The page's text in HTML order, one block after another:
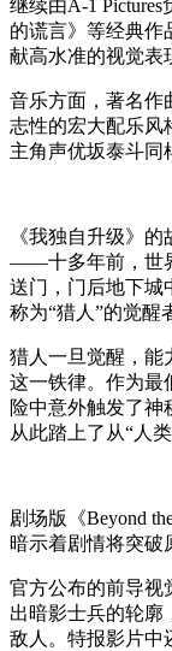
继续由A-1
的谎言》等经典作
献高水准的视觉表
音乐方面，著名作
志性的宏大配乐风
主角声优坂泰斗同
《我独自升级》
——十多年前，世
送门，门后地下城
称为“猎人”的觉醒
猎人一旦觉醒，能
这一铁律。作为最
险中意外触发了神
从此踏上了从“人
剧场版《Beyond
暗示着剧情将突破
官方公布的前导视
出暗影士兵的轮廓
敌人。特报影片中